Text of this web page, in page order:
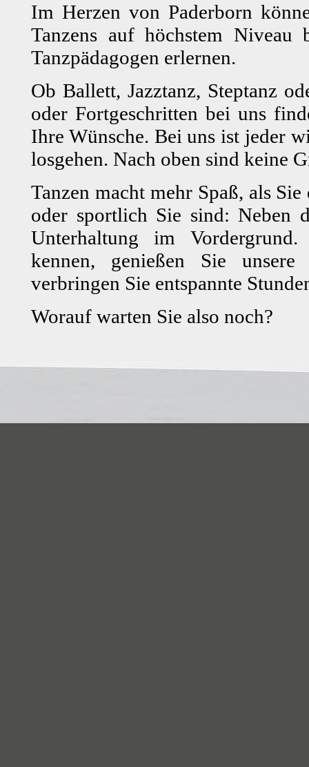
Im Herzen von Paderborn
Tanzens auf höchstem Niveau
Tanzpädagogen erlernen.
Ob Ballett, Jazztanz, Steptanz
oder Fortgeschritten bei uns
Ihre Wünsche. Bei uns ist jeder
losgehen. Nach oben sind keine
Tanzen macht mehr Spaß, als
oder sportlich Sie sind: Neben
Unterhaltung im
kennen, genießen Sie
verbringen Sie entspannte
Worauf warten Sie also noch?